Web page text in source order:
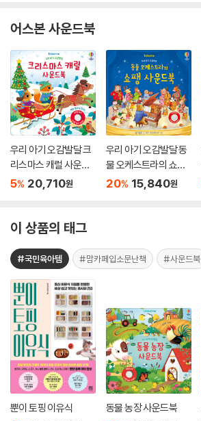
어스본 사운드북
우리 아기 오감발달 크
리스마스 캐럴 사운드
북
5% 20,710원
우리 아기 오감발달 동
물 오케스트라의 쇼팽
사운드북
20% 15,840원
이 상품의 태그
#국민육아템 #맘카페입소문난책 #사운드북
뿐이 토핑 이유식 동물 농장 사운드북